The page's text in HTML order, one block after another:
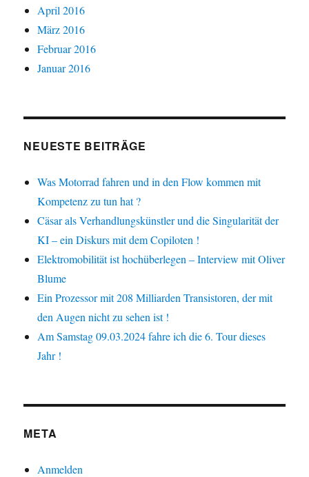
April 2016
März 2016
Februar 2016
Januar 2016
NEUESTE BEITRÄGE
Was Motorrad fahren und in den Flow kommen mit
Kompetenz zu tun hat ?
Cäsar als Verhandlungskünstler und die Singularität der
KI – ein Diskurs mit dem Copiloten !
Elektromobilität ist hochüberlegen – Interview mit Oliver
Blume
Ein Prozessor mit 208 Milliarden Transistoren, der mit
den Augen nicht zu sehen ist !
Am Samstag 09.03.2024 fahre ich die 6. Tour dieses
Jahr !
META
Anmelden